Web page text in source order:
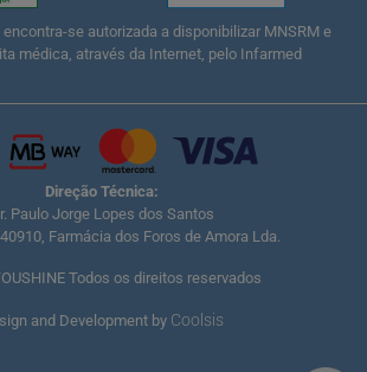
se autorizada a disponibilizar MNSRM e
médica, através da Internet, pelo Infarmed
Direção Técnica:
Paulo Jorge Lopes dos Santos
Farmácia dos Foros de Amora Lda.
Todos os direitos reservados
and Development by Coolsis